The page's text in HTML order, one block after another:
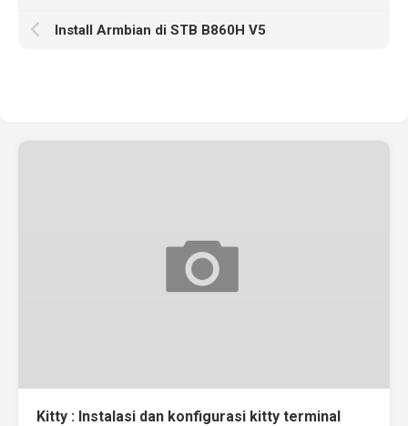
Install Armbian di STB B860H V5
Kitty : Instalasi dan konfigurasi kitty terminal